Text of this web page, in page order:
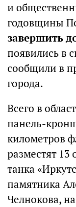
и
годовщины
завершить
появились в
сообщили в
города.
Всего в
панель-
километров
разместят
танка
памятника
Челнокова,